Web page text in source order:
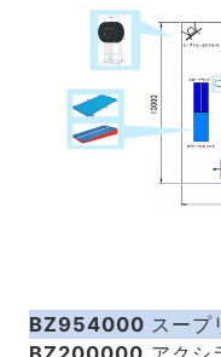
BZ954000 スープ